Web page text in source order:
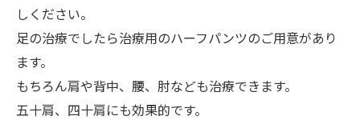
しください。
足の治療でしたら治療用のハーフパンツのご用意があり
ます。
もちろん肩や背中、腰、肘なども治療できます。
五十肩、四十肩にも効果的です。